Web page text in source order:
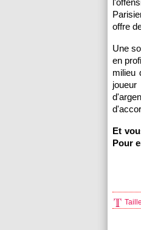
offre
Une
en
milieu
Et
Pour